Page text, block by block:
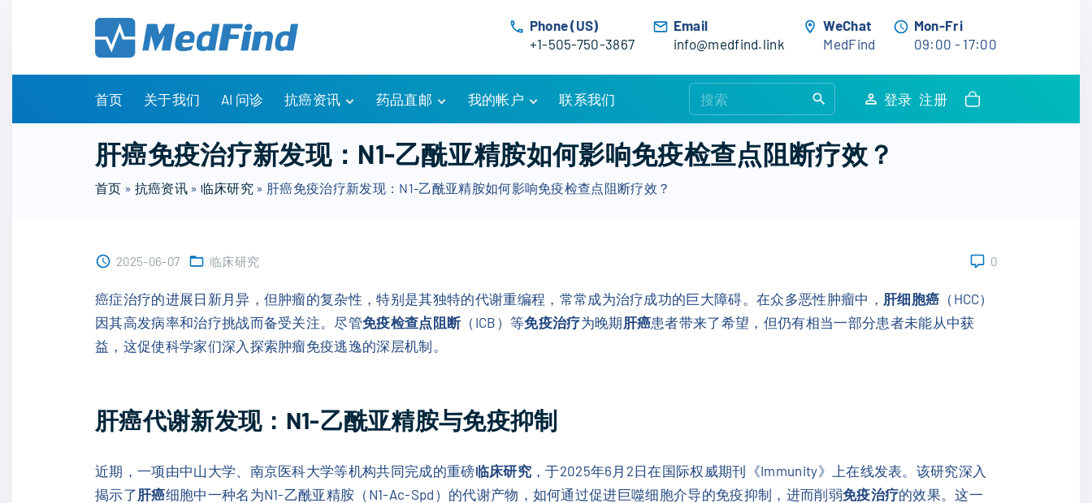
Phone (US)
+1-505-750-3867
Email
info@medfind.link
WeChat
MedFind
Mon-Fri
09:00 - 17:00
首页 关于我们 AI 问诊 抗癌资讯
有问有答
诊疗指南
药物信息
药品直邮
购物车
订单追踪
优惠活动
我的帐户
账户详情
我的订单
联系我们
e
r
:
登录 注册
肝癌免疫治疗新发现：N1-乙酰亚精胺如何影响免疫检查点阻断疗效？
首页 » 抗癌资讯» 临床研究 » 肝癌免疫治疗新发现：N1-乙酰亚精胺如何影响免疫检查点阻断疗效？
2025-06-07 临床研究 0
癌症治疗的进展日新月异，但肿瘤的复杂性，特别是其独特的代谢重编程，常常成为治疗成功的巨大障碍。在众多恶性肿瘤中， 肝细胞癌 （HCC）
因其高发病率和治疗挑战而备受关注。尽管免疫检查点阻断（ICB）等免疫治疗为晚期 肝癌患者带来了希望，但仍有相当一部分患者未能从中获
益，这促使科学家们深入探索肿瘤免疫逃逸的深层机制。
肝癌代谢新发现：N1-乙酰亚精胺与免疫抑制
近期，一项由中山大学、南京医科大学等机构共同完成的重磅临床研究，于2025年6月2日在国际权威期刊《Immunity》上在线发表。该研究深入
揭示了 肝癌细胞中一种名为N1-乙酰亚精胺（N1-Ac-Spd）的代谢产物，如何通过促进巨噬细胞介导的免疫抑制，进而削弱免疫治疗的效果。这一